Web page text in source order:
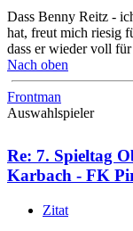
Dass Benny Reitz -
hat, freut mich riesig
dass er wieder voll
Nach oben
Frontman
Auswahlspieler
Re: 7. Spieltag
Karbach - FK
Zitat